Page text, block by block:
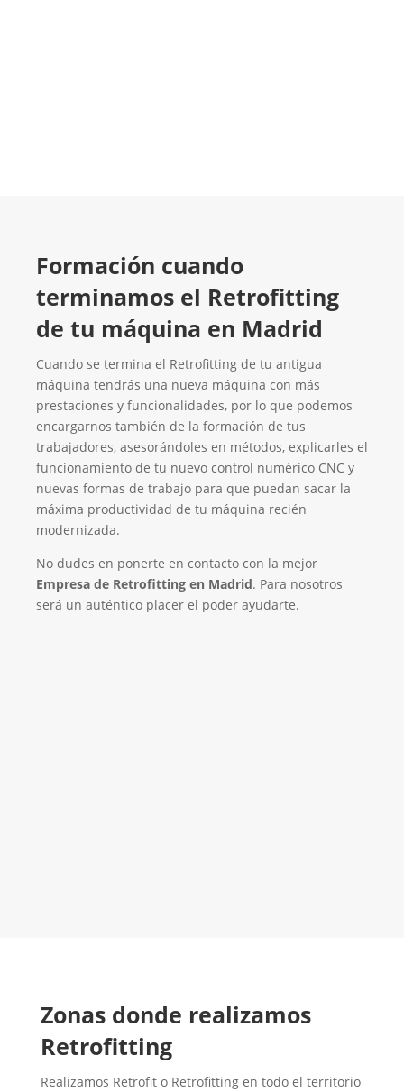
Formación cuando
terminamos el Retrofitting
de tu máquina en Madrid
Cuando se termina el Retrofitting de tu antigua
máquina tendrás una nueva máquina con más
prestaciones y funcionalidades, por lo que podemos
encargarnos también de la formación de tus
trabajadores, asesorándoles en métodos, explicarles el
funcionamiento de tu nuevo control numérico CNC y
nuevas formas de trabajo para que puedan sacar la
máxima productividad de tu máquina recién
modernizada.
No dudes en ponerte en contacto con la mejor
Empresa de Retrofitting en Madrid. Para nosotros
será un auténtico placer el poder ayudarte.
Zonas donde realizamos
Retrofitting
Realizamos Retrofit o Retrofitting en todo el territorio